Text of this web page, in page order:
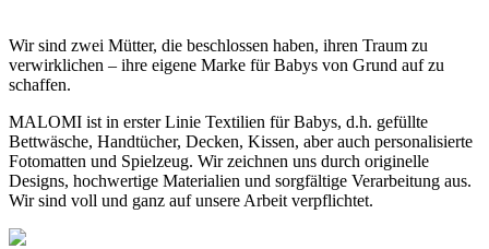
Wir sind zwei Mütter, die beschlossen haben, ihren Traum zu
verwirklichen – ihre eigene Marke für Babys von Grund auf zu
schaffen.
MALOMI ist in erster Linie Textilien für Babys, d.h. gefüllte
Bettwäsche, Handtücher, Decken, Kissen, aber auch personalisierte
Fotomatten und Spielzeug. Wir zeichnen uns durch originelle
Designs, hochwertige Materialien und sorgfältige Verarbeitung aus.
Wir sind voll und ganz auf unsere Arbeit verpflichtet.